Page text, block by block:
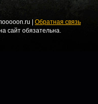
| Обратная связь
сайт обязательна.